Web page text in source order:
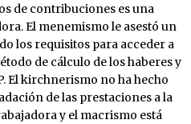
de contribuciones es una
El menemismo le asestó un
los requisitos para acceder a
de cálculo de los haberes y
El kirchnerismo no ha hecho
de las prestaciones a la
y el macrismo está